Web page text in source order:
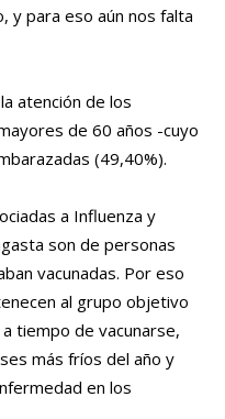
y para eso aún nos falta
atención de los
de 60 años -cuyo
(49,40%).
a Influenza y
son de personas
vacunadas. Por eso
al grupo objetivo
tiempo de vacunarse,
más fríos del año y
en los